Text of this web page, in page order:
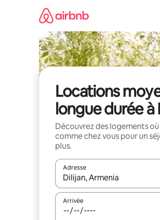
Locations
longue durée à
Découvrez des logements
comme chez vous pour un
plus.
Adresse
Lorsque les résultats
Arrivée